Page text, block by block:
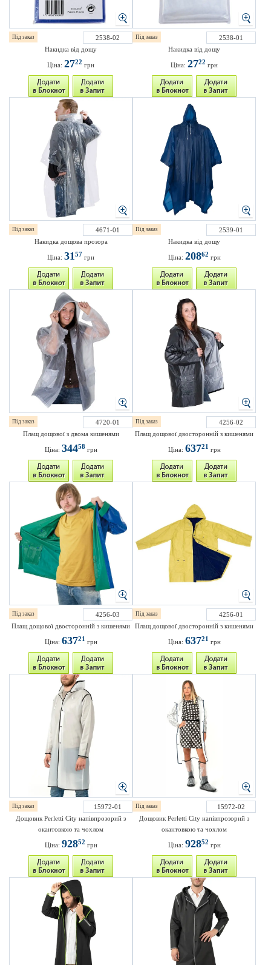
Під заказ
2538-02
Накидка від дощу
Ціна: 2722 грн
Під заказ
2538-01
Накидка від дощу
Ціна: 2722 грн
Під заказ
4671-01
Накидка дощова прозора
Ціна: 3157 грн
Під заказ
2539-01
Накидка від дощу
Ціна: 20862 грн
Під заказ
4720-01
Плащ дощової з двома кишенями
Ціна: 34458грн
Під заказ
4256-02
Плащ дощової двосторонній з кишенями
Ціна: 63721 грн
Під заказ
4256-03
Плащ дощової двосторонній з кишенями
Ціна: 63721 грн
Під заказ
4256-01
Плащ дощової двосторонній з кишенями
Ціна: 63721 грн
Під заказ
15972-01
Дощовик Perletti City напівпрозорий з
окантовкою та чохлом
Ціна: 92852 грн
Під заказ
15972-02
Дощовик Perletti City напівпрозорий з
окантовкою та чохлом
Ціна: 92852 грн